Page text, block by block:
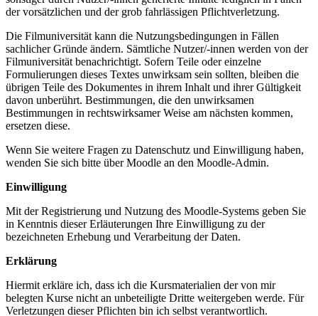
der vorsätzlichen und der grob fahrlässigen Pflichtverletzung.
Die Filmuniversität kann die Nutzungsbedingungen in Fällen
sachlicher Gründe ändern. Sämtliche Nutzer/-innen werden von der
Filmuniversität benachrichtigt. Sofern Teile oder einzelne
Formulierungen dieses Textes unwirksam sein sollten, bleiben die
übrigen Teile des Dokumentes in ihrem Inhalt und ihrer Gültigkeit
davon unberührt. Bestimmungen, die den unwirksamen
Bestimmungen in rechtswirksamer Weise am nächsten kommen,
ersetzen diese.
Wenn Sie weitere Fragen zu Datenschutz und Einwilligung haben,
wenden Sie sich bitte über Moodle an den Moodle-Admin.
Einwilligung
Mit der Registrierung und Nutzung des Moodle-Systems geben Sie
in Kenntnis dieser Erläuterungen Ihre Einwilligung zu der
bezeichneten Erhebung und Verarbeitung der Daten.
Erklärung
Hiermit erkläre ich, dass ich die Kursmaterialien der von mir
belegten Kurse nicht an unbeteiligte Dritte weitergeben werde. Für
Verletzungen dieser Pflichten bin ich selbst verantwortlich.